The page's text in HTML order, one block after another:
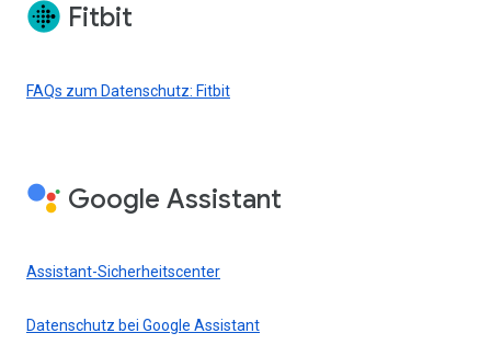
Fitbit
FAQs zum Datenschutz: Fitbit
Google Assistant
Assistant-Sicherheitscenter
Datenschutz bei Google Assistant